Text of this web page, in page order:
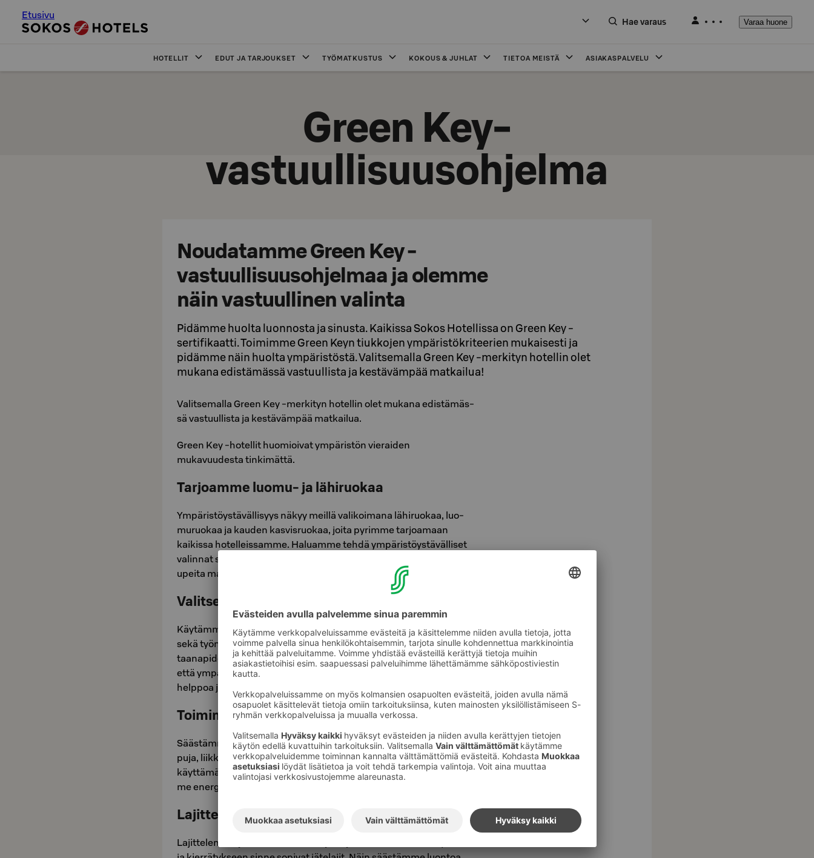
Etusivu
Hae varaus Varaa huone
HOTELLIT EDUT JA TARJOUKSET TYÖMATKUSTUS KOKOUS & JUHLAT TIETOA MEISTÄ ASIAKASPALVELU
Green Key-
vastuullisuusohjelma
Noudatamme Green Key -
vastuullisuusohjelmaa ja olemme
näin vastuullinen valinta
Pidämme huolta luonnosta ja sinusta. Kaikissa Sokos Hotellissa on Green Key -
sertifikaatti. Toimimme Green Keyn tiukkojen ympäristökriteerien mukaisesti ja
pidämme näin huolta ympäristöstä. Valitsemalla Green Key -merkityn hotellin olet
mukana edistämässä vastuullista ja kestävämpää matkailua!
Va­lit­se­mal­la Green Key -mer­ki­tyn ho­tel­lin olet mu­ka­na edis­tä­mäs­
sä vas­tuul­lis­ta ja kes­tä­väm­pää mat­kai­lua.
Green Key -ho­tel­li­t huomioivat ym­pä­ris­tön vieraiden
mukavuudesta tinkimättä.
Tarjoamme luomu- ja lähiruokaa
Ym­pä­ris­töys­tä­väl­li­syys näkyy meil­lä va­li­koi­ma­na lä­hi­ruo­kaa, luo­
mu­ruo­kaa ja kau­den kas­vis­ruo­kaa, joita pyrimme tarjoamaan
kaikissa hotelleissamme. Ha­luam­me tehdä ym­pä­ris­töys­tä­väl­li­set
va­lin­nat si­nul­le hel­pok­si - myös ruoan suh­teen - ja sa­mal­la tar­jo­ta
upei­ta ma­kue­lä­myk­siä.
Valitsemme ekologisia tuotteita
Käy­täm­me huo­ne­sii­vouk­ses­sa ym­pä­ris­tö­mer­kit­ty­jä pe­suai­nei­ta
sekä työ­me­ne­tel­miä, jois­sa käy­täm­me vettä ja ke­mi­kaa­le­ja puh­
taa­na­pi­don var­mis­taen, mutta ym­pä­ris­töä sääs­täen. Ha­luam­me,
että ym­pä­ris­töys­tä­väl­li­sen ma­joi­tuk­sen va­lit­se­mi­nen on si­nul­le
help­poa ja vie­rai­lusi mu­ka­va.
Toimimme energiaa säästäen
Sääs­täm­me ener­gi­aa käyt­tä­mäl­lä led-va­lo­ja, ener­gian­sääs­tö­lamp­
pu­ja, liik­keen­tun­nis­tus­ta ja ajas­tus­ta va­lai­si­mis­sa. Kaikki
käyttämämme sähköenergia on päästötöntä ja uusiutuvaa. Teem­
me ener­gian­sääs­tön myös si­nul­le hel­pok­si.
Lajittelemme ja kierrätämme
La­jit­te­lem­me jät­teet te­hok­kaas­ti ja oh­jaam­me uu­del­leen­käyt­töön